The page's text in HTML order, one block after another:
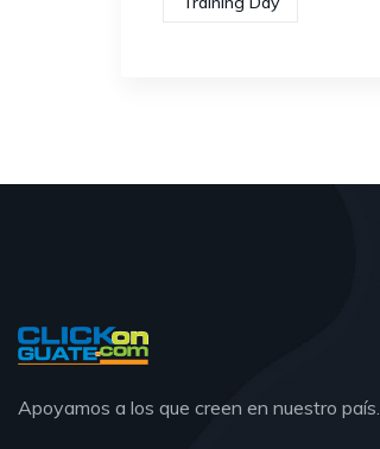
Apoyamos a los que creen en nuestro país.